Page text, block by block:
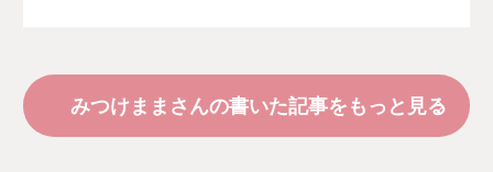
みつけままさんの書いた記事をもっと見る